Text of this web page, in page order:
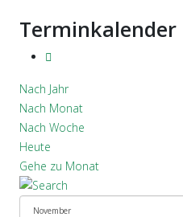
Terminkalender
Nach Jahr
Nach Monat
Nach Woche
Heute
Gehe zu Monat